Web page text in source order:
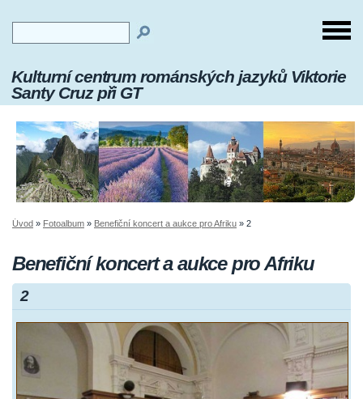
Kulturní centrum románských jazyků Viktorie
Santy Cruz při GT
Úvod » Fotoalbum » Benefiční koncert a aukce pro Afriku » 2
Benefiční koncert a aukce pro Afriku
2